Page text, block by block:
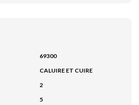
69300
CALUIRE ET CUIRE
2
5